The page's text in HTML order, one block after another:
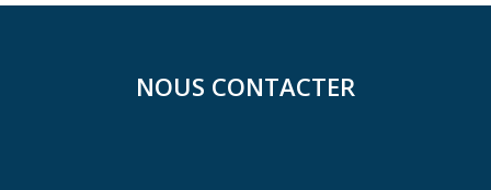
NOUS CONTACTER